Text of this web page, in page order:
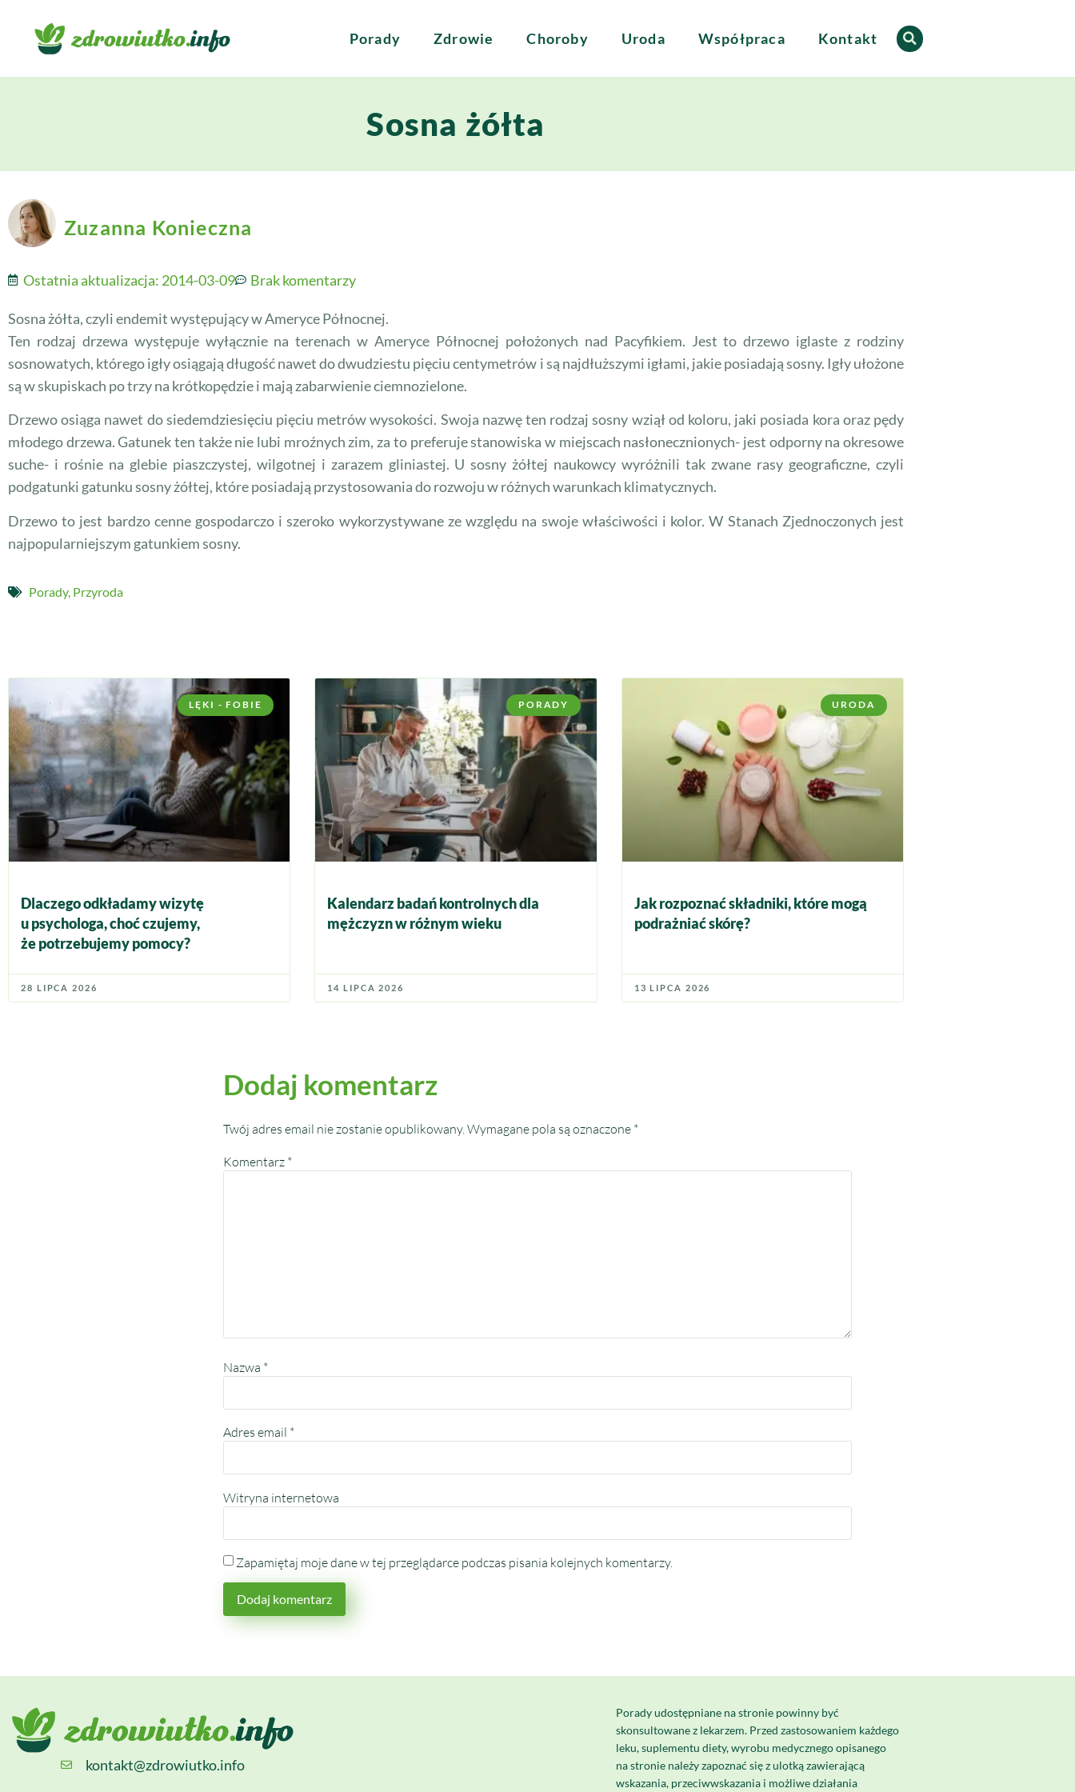
Porady Zdrowie Choroby Uroda Współpraca Kontakt
Sosna żółta
Zuzanna Konieczna
Ostatnia aktualizacja: 2014-03-09 Brak komentarzy
Sosna żółta, czyli endemit występujący w Ameryce Północnej.
Ten rodzaj drzewa występuje wyłącznie na terenach w Ameryce Północnej położonych nad Pacyfikiem. Jest to drzewo iglaste z rodziny
sosnowatych, którego igły osiągają długość nawet do dwudziestu pięciu centymetrów i są najdłuższymi igłami, jakie posiadają sosny. Igły ułożone
są w skupiskach po trzy na krótkopędzie i mają zabarwienie ciemnozielone.
Drzewo osiąga nawet do siedemdziesięciu pięciu metrów wysokości. Swoja nazwę ten rodzaj sosny wziął od koloru, jaki posiada kora oraz pędy
młodego drzewa. Gatunek ten także nie lubi mroźnych zim, za to preferuje stanowiska w miejscach nasłonecznionych- jest odporny na okresowe
suche- i rośnie na glebie piaszczystej, wilgotnej i zarazem gliniastej. U sosny żółtej naukowcy wyróżnili tak zwane rasy geograficzne, czyli
podgatunki gatunku sosny żółtej, które posiadają przystosowania do rozwoju w różnych warunkach klimatycznych.
Drzewo to jest bardzo cenne gospodarczo i szeroko wykorzystywane ze względu na swoje właściwości i kolor. W Stanach Zjednoczonych jest
najpopularniejszym gatunkiem sosny.
Porady, Przyroda
LĘKI - FOBIE
Dlaczego odkładamy wizytę
u psychologa, choć czujemy,
że potrzebujemy pomocy?
28 LIPCA 2026
PORADY
Kalendarz badań kontrolnych dla
mężczyzn w różnym wieku
14 LIPCA 2026
URODA
Jak rozpoznać składniki, które mogą
podrażniać skórę?
13 LIPCA 2026
Dodaj komentarz
Twój adres email nie zostanie opublikowany.Wymagane pola są oznaczone *
Komentarz *
Nazwa *
Adres email *
Witryna internetowa
Zapamiętaj moje dane w tej przeglądarce podczas pisania kolejnych komentarzy.
kontakt@zdrowiutko.info
Porady udostępniane na stronie powinny być
skonsultowane z lekarzem. Przed zastosowaniem każdego
leku, suplementu diety, wyrobu medycznego opisanego
na stronie należy zapoznać się z ulotką zawierającą
wskazania, przeciwwskazania i możliwe działania